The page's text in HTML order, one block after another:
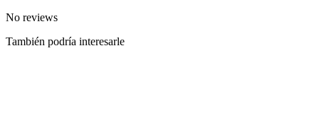
No reviews
También podría interesarle